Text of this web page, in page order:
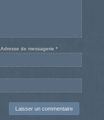
Adresse de messagerie *